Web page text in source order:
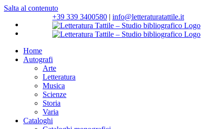
Salta al contenuto
+39 339 3400580 | info@letteraturatattile.it
Home
Autografi
Arte
Letteratura
Musica
Scienze
Storia
Varia
Cataloghi